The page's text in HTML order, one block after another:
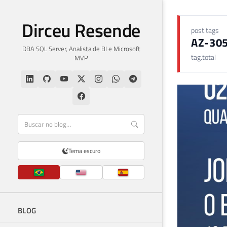
Dirceu Resende
DBA SQL Server, Analista de BI e Microsoft
MVP
Tema escuro
BLOG
post.tags
AZ-
tag.total